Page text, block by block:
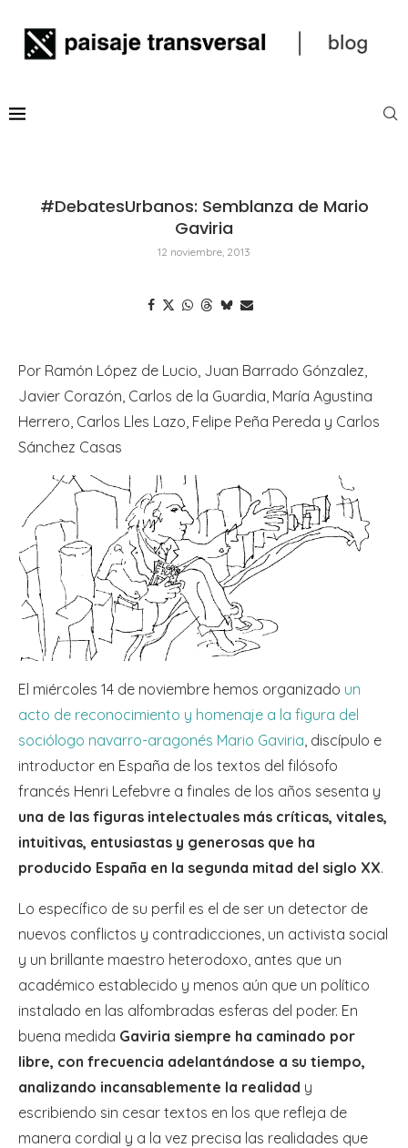
#DebatesUrbanos: Semblanza de Mario
Gaviria
12 noviembre, 2013
Por Ramón López de Lucio, Juan Barrado Gónzalez,
Javier Corazón, Carlos de la Guardia, María Agustina
Herrero, Carlos Lles Lazo, Felipe Peña Pereda y Carlos
Sánchez Casas
El miércoles 14 de noviembre hemos organizado un
acto de reconocimiento y homenaje a la figura del
sociólogo navarro-aragonés Mario Gaviria , discípulo e
introductor en España de los textos del filósofo
francés Henri Lefebvre a finales de los años sesenta y
una de las figuras intelectuales más críticas, vitales,
intuitivas, entusiastas y generosas que ha
producido España en la segunda mitad del siglo XX.
Lo específico de su perfil es el de ser un detector de
nuevos conflictos y contradicciones, un activista social
y un brillante maestro heterodoxo, antes que un
académico establecido y menos aún que un político
instalado en las alfombradas esferas del poder. En
buena medida Gaviria siempre ha caminado por
libre, con frecuencia adelantándose a su tiempo,
analizando incansablemente la realidad y
escribiendo sin cesar textos en los que refleja de
manera cordial y a la vez precisa las realidades que